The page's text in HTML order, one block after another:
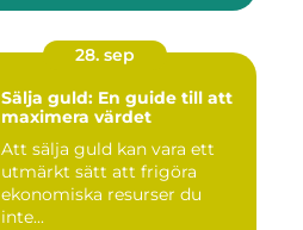
28. sep
Sälja guld: En guide till att
maximera värdet
Att sälja guld kan vara ett
utmärkt sätt att frigöra
ekonomiska resurser du
inte...